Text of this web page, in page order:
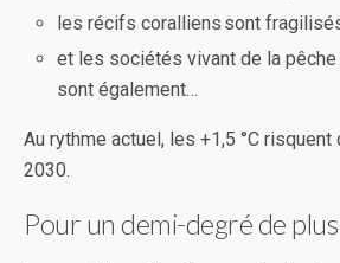
les récifs coralliens sont
et les sociétés vivant de la pêche
sont également…
Au rythme actuel, les +1,5 °C risquent
2030.
Pour un demi-degré de plus